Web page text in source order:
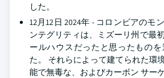
した。
12月12日 2024年 - コロンビアのモ
ンテグリティは、ミズーリ州で最
ールハウスだったと思ったもの
た。 それらによって建てられた環
能で無毒な、およびカーボン サー